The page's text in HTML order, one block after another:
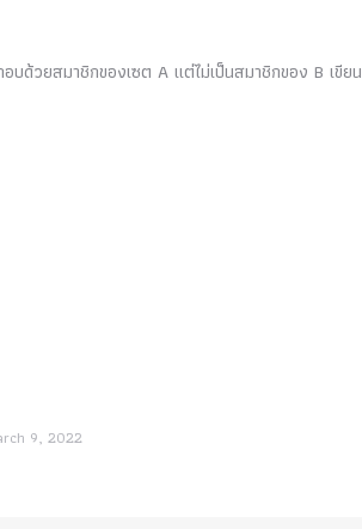
ยสมาชิกของเซต A แต่ไม่เป็นสมาชิกของ B เขียน
9, 2022